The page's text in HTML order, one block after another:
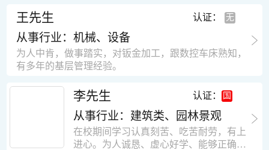
王先生 认证：
从事行业：机械、设备
为人中肯，做事踏实，对钣金加工，跟数控车床熟知，
有多年的基层管理经验。
李先生 认证：
从事行业：建筑类、园林景观
在校期间学习认真刻苦、吃苦耐劳，有上
进心。为人诚恳、虚心好学、能够正确对